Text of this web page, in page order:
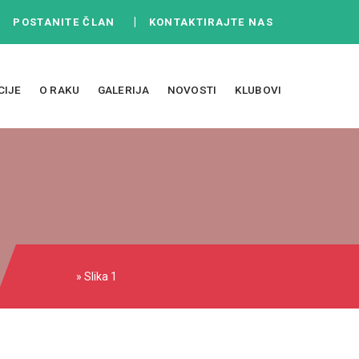
POSTANITE ČLAN KONTAKTIRAJTE NAS
O RAKU GALERIJA NOVOSTI KLUBOVI
» Slika 1